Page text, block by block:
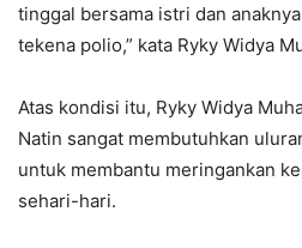
tinggal bersama istri dan
tekena polio,” kata Ryky Widya
Atas kondisi itu, Ryky Widya
Natin sangat membutuhkan
untuk membantu meringankan
sehari-hari.